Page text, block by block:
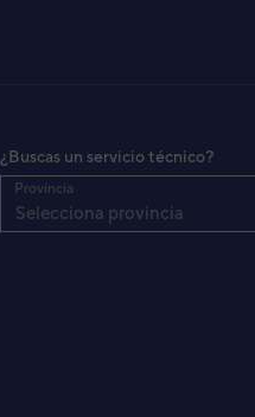
¿Buscas un servicio técnico?
Selecciona provincia
Provincia